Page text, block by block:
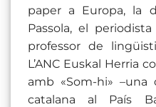
paper a Europa, la
Passola, el
professor de
L’ANC Euskal Herria
amb «Som-hi» –una
catalana al País